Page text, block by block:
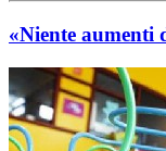
«Niente aumenti